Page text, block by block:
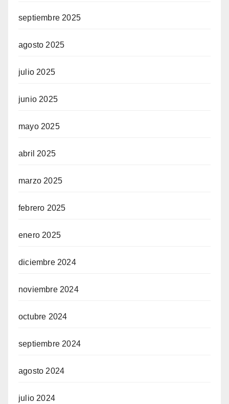
septiembre 2025
agosto 2025
julio 2025
junio 2025
mayo 2025
abril 2025
marzo 2025
febrero 2025
enero 2025
diciembre 2024
noviembre 2024
octubre 2024
septiembre 2024
agosto 2024
julio 2024